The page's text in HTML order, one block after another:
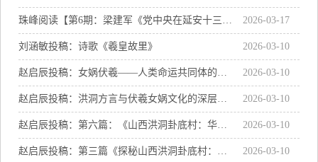
珠峰阅读【第6期：梁建军《党中央在延安十三
2026-03-17
刘涵敏投稿：诗歌《羲皇故里》 2026-03-10
赵启辰投稿：女娲伏羲——人类命运共同体的精
2026-03-10
赵启辰投稿：洪洞方言与伏羲女娲文化的深层关
2026-03-10
赵启辰投稿：第六篇：《山西洪洞卦底村：华夏
2026-03-10
赵启辰投稿：第三篇《探秘山西洪洞卦底村：女
2026-03-10